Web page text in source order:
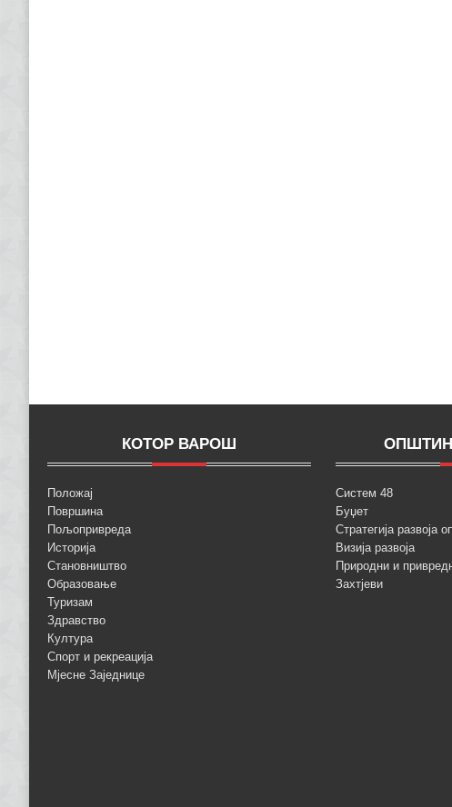
КОТОР ВАРОШ
Положај
Површина
Пољопривреда
Историја
Становништво
Образовање
Туризам
Здравство
Култура
Спорт и рекреација
Мјесне Заједнице
Систем 48
Буџет
Стратегија развоја
Визија развоја
Природни и
Захтјеви